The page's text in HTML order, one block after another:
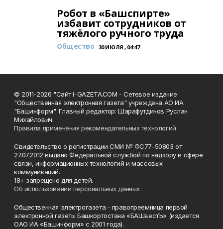
Робот в «Башспирте»
избавит сотрудников от
тяжёлого ручного труда
Общество 30 ИЮЛЯ , 04:47
© 2011-2026 "Сайт I-GAZETA.COM - Сетевое издание
"Общественная электронная газета" учреждена АО ИА
"Башинформ". Главный редактор: Шарафутдинов Руслан
Михайлович.
Правила применения рекомендательных технологий
Свидетельство о регистрации СМИ № ФС77-50803 от
27.07.2012 выдано Федеральной службой по надзору в сфере
связи, информационных технологий и массовых
коммуникаций.
18+ запрещено для детей.
Об использовании персональных данных
Общественная электрогазета - правопреемница первой
электронной газеты Башкортостана «БАШвестЪ» (издается
ОАО ИА «Башинформ» с 2001 года).